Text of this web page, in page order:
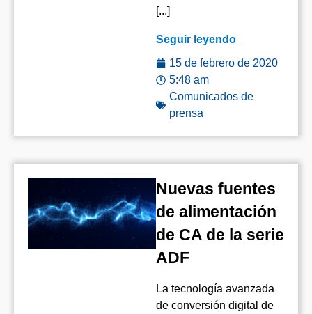
[...]
Seguir leyendo
15 de febrero de 2020
5:48 am
Comunicados de
prensa
Nuevas fuentes
de alimentación
de CA de la serie
ADF
La tecnología avanzada
de conversión digital de